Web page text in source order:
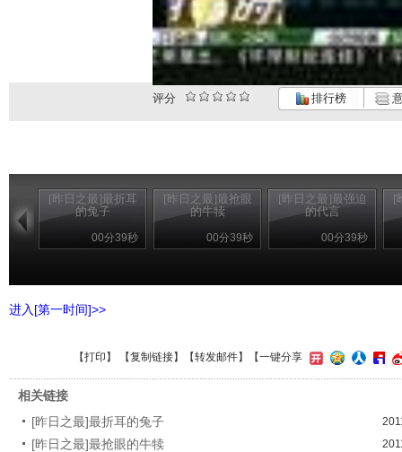
评分 排行榜
[昨日之最]最折耳
的兔子
00分39秒
[昨日之最]最抢眼
的牛犊
00分39秒
[昨日之最]最强迫
的代言
00分39秒
[
进入[第一时间]>>
【打印 】 【复制链接】【转发邮件】 【一键分享
相关链接
[昨日之最]最折耳的兔子
[昨日之最]最抢眼的牛犊